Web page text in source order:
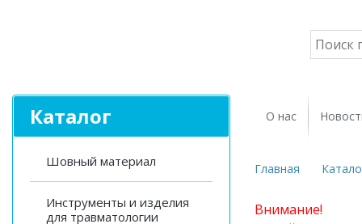
Каталог
Шовный материал
Инструменты и изделия
для травматологии
О нас
Главная
Внимание!